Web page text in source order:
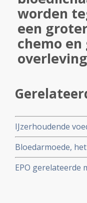
worden
een
chemo
IJzerhoudende
bloedarmoede
Bloedarmoede,
vergroot de kans
EPO gerelateerde